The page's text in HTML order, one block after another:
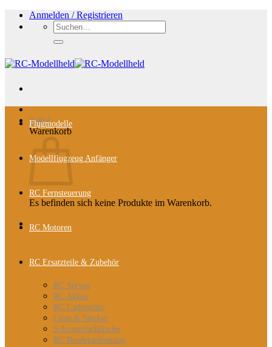
Zum
Inhalt
Anmelden / Registrieren
Suchen
nach:
0,00€
Warenkorb
Es befinden sich keine Produkte im Warenkorb.
Flugmodelle
Modellflugzeug Anfänger
RC Fernsteuerung
RC Motoren
RC Ersatzteile & Zubehör
RC Servos
RC Akkus
RC Ladegeräte
Litze & Stecker
Schrumpfschläuche
RC Rruderanlenkung